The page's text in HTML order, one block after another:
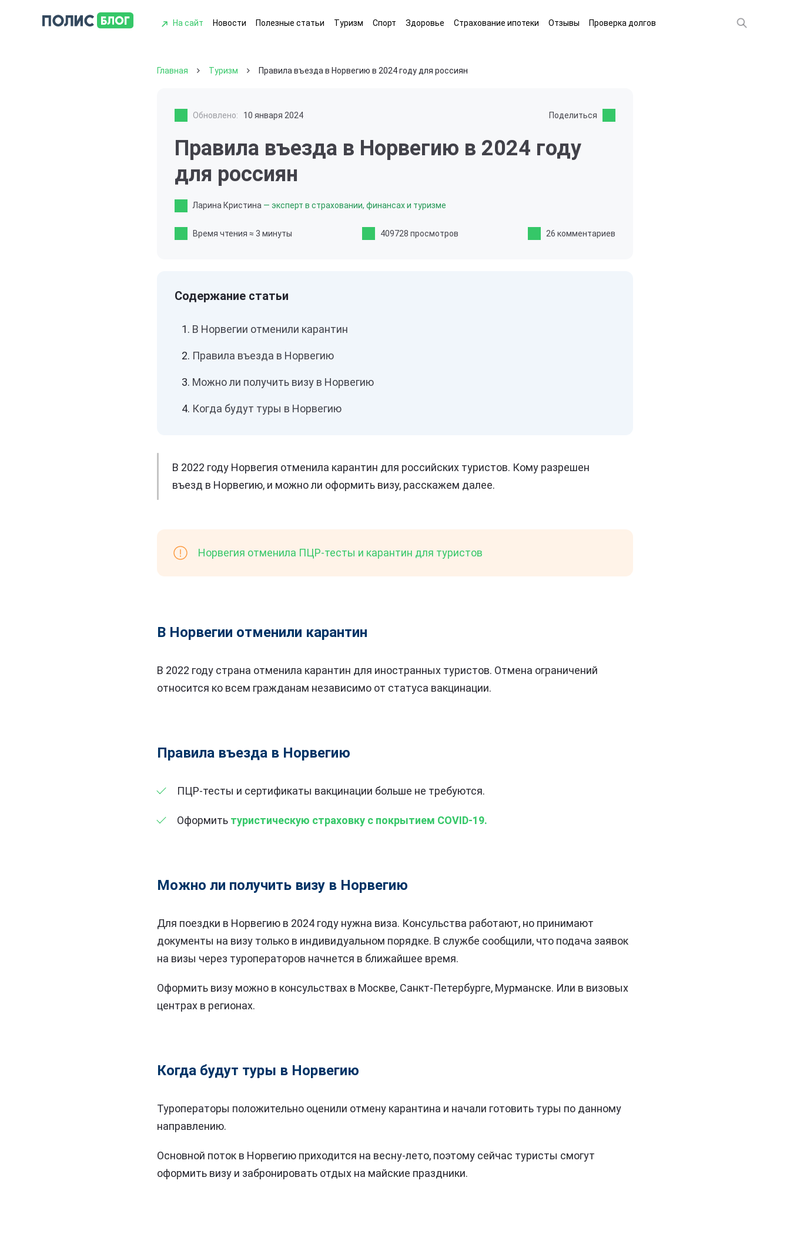
На сайт Новости Полезные статьи Туризм Спорт Здоровье Страхование ипотеки Отзывы Проверка долгов
Главная Туризм Правила въезда в Норвегию в 2024 году для россиян
Обновлено: 10 января 2024 Поделиться
Правила въезда в Норвегию в 2024 году
для россиян
Ларина Кристина — эксперт в страховании, финансах и туризме
Время чтения ≈ 3 минуты 409728 просмотров 26 комментариев
В Норвегии отменили карантин
Правила въезда в Норвегию
Можно ли получить визу в Норвегию
Когда будут туры в Норвегию
В 2022 году Норвегия отменила карантин для российских туристов. Кому разрешен
въезд в Норвегию, и можно ли оформить визу, расскажем далее.
Норвегия отменила ПЦР-тесты и карантин для туристов
В Норвегии отменили карантин
В 2022 году страна отменила карантин для иностранных туристов. Отмена ограничений
относится ко всем гражданам независимо от статуса вакцинации.
Правила въезда в Норвегию
ПЦР-тесты и сертификаты вакцинации больше не требуются.
Оформить туристическую страховку с покрытием COVID-19.
Можно ли получить визу в Норвегию
Для поездки в Норвегию в 2024 году нужна виза. Консульства работают, но принимают
документы на визу только в индивидуальном порядке. В службе сообщили, что подача заявок
на визы через туроператоров начнется в ближайшее время.
Оформить визу можно в консульствах в Москве, Санкт-Петербурге, Мурманске. Или в визовых
центрах в регионах.
Когда будут туры в Норвегию
Туроператоры положительно оценили отмену карантина и начали готовить туры по данному
направлению.
Основной поток в Норвегию приходится на весну-лето, поэтому сейчас туристы смогут
оформить визу и забронировать отдых на майские праздники.